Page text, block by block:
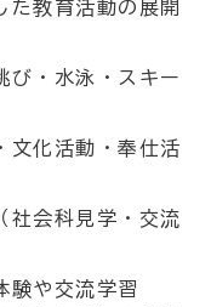
た教育活動の展開
び・水泳・スキー
文化活動・奉仕活
社会科見学・交流
験や交流学習